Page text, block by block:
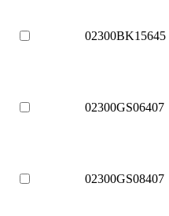
02300BK15645
02300GS06407
02300GS08407